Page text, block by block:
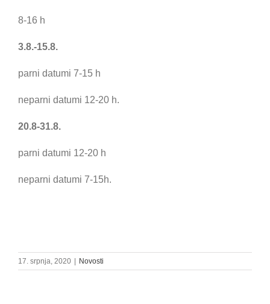
8-16 h
3.8.-15.8.
parni datumi 7-15 h
neparni datumi 12-20 h.
20.8-31.8.
parni datumi 12-20 h
neparni datumi 7-15h.
17. srpnja, 2020 Novosti